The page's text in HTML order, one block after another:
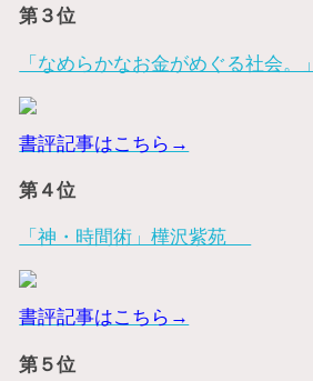
第３位
「なめらかなお金がめぐる社会。
書評記事はこちら→
第４位
「神・時間術」樺沢紫苑
書評記事はこちら→
第５位